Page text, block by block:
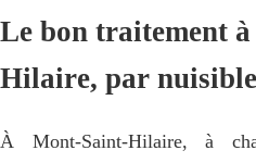
Le bon traitement
Hilaire, par nuisible
À Mont-Saint-Hilaire, à